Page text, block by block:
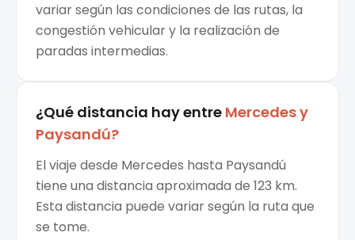
variar según las condiciones de las rutas, la
congestión vehicular y la realización de
paradas intermedias.
¿Qué distancia hay entre Mercedesy
Paysandú?
El viaje desde Mercedes hasta Paysandú
tiene una distancia aproximada de 123 km.
Esta distancia puede variar según la ruta que
se tome.